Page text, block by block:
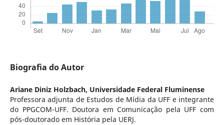
Biografia do Autor
Ariane Diniz Holzbach, Universidade Federal Fluminense
Professora adjunta de Estudos de Mídia da UFF e integrante
do PPGCOM-UFF. Doutora em Comunicação pela UFF com
pós-doutorado em História pela UERJ.